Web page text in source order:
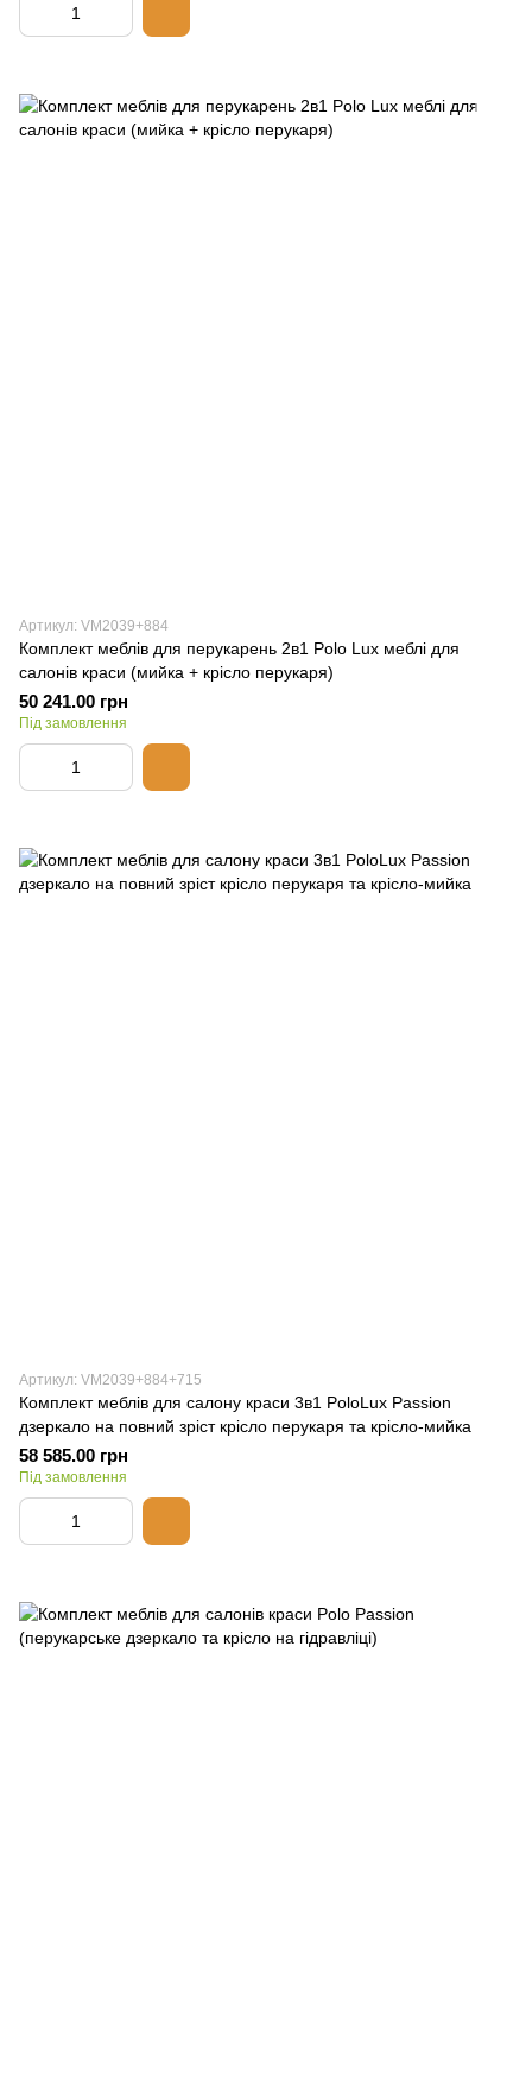
Артикул: VM2039+884
Комплект меблів для перукарень 2в1 Polo Lux меблі для
салонів краси (мийка + крісло перукаря)
50 241.00 грн
Під замовлення
Артикул: VM2039+884+715
Комплект меблів для салону краси 3в1 PoloLux Passion
дзеркало на повний зріст крісло перукаря та крісло-мийка
58 585.00 грн
Під замовлення